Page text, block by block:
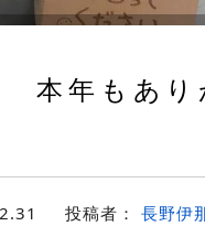
本年もあり
投稿者： 長野伊